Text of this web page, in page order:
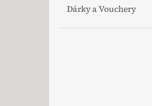
Dárky a Vouchery